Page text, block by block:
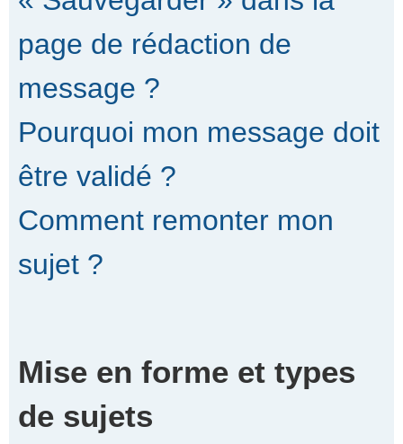
page de rédaction de
message ?
Pourquoi mon message doit
être validé ?
Comment remonter mon
sujet ?
Mise en forme et types
de sujets